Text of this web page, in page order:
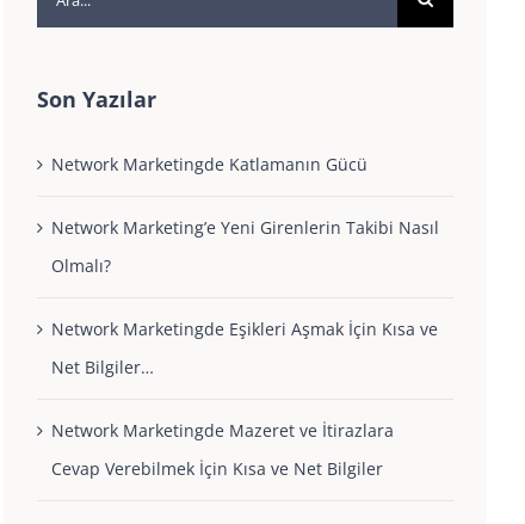
Son Yazılar
Network Marketingde Katlamanın Gücü
Network Marketing’e Yeni Girenlerin Takibi Nasıl
Olmalı?
Network Marketingde Eşikleri Aşmak İçin Kısa ve
Net Bilgiler…
Network Marketingde Mazeret ve İtirazlara
Cevap Verebilmek İçin Kısa ve Net Bilgiler